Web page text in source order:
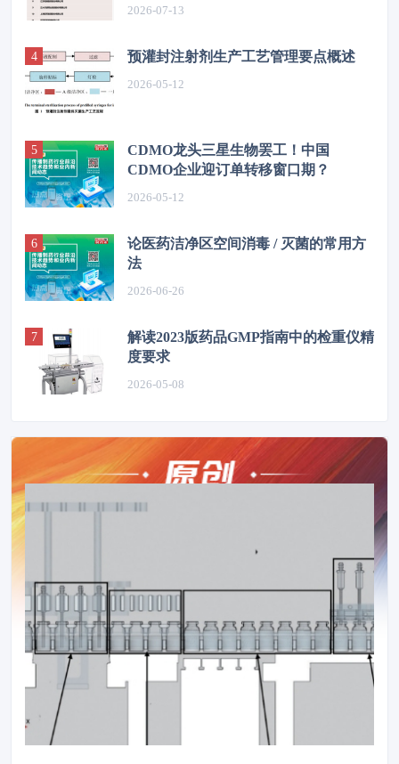
2026-07-13
预灌封注射剂生产工艺管理要点概述
2026-05-12
CDMO龙头三星生物罢工！中国
CDMO企业迎订单转移窗口期？
2026-05-12
论医药洁净区空间消毒 / 灭菌的常用方
法
2026-06-26
解读2023版药品GMP指南中的检重仪精
度要求
2026-05-08